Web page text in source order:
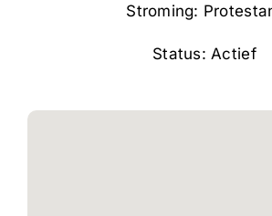
Stroming:
Status: Actief